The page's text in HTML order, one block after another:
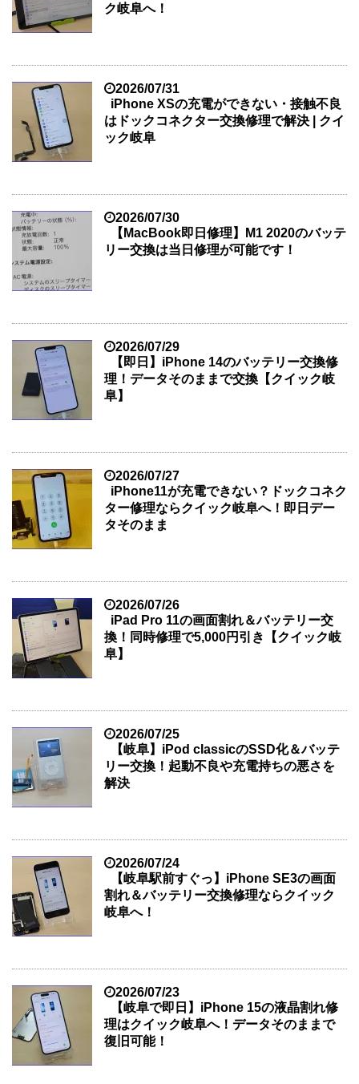
ク岐阜へ！
2026/07/31
iPhone XSの充電ができない・接触不良
はドックコネクター交換修理で解決 | クイ
ック岐阜
2026/07/30
【MacBook即日修理】M1 2020のバッテ
リー交換は当日修理が可能です！
2026/07/29
【即日】iPhone 14のバッテリー交換修
理！データそのままで交換【クイック岐
阜】
2026/07/27
iPhone11が充電できない？ドックコネク
ター修理ならクイック岐阜へ！即日デー
タそのまま
2026/07/26
iPad Pro 11の画面割れ＆バッテリー交
換！同時修理で5,000円引き【クイック岐
阜】
2026/07/25
【岐阜】iPod classicのSSD化＆バッテ
リー交換！起動不良や充電持ちの悪さを
解決
2026/07/24
【岐阜駅前すぐっ】iPhone SE3の画面
割れ＆バッテリー交換修理ならクイック
岐阜へ！
2026/07/23
【岐阜で即日】iPhone 15の液晶割れ修
理はクイック岐阜へ！データそのままで
復旧可能！